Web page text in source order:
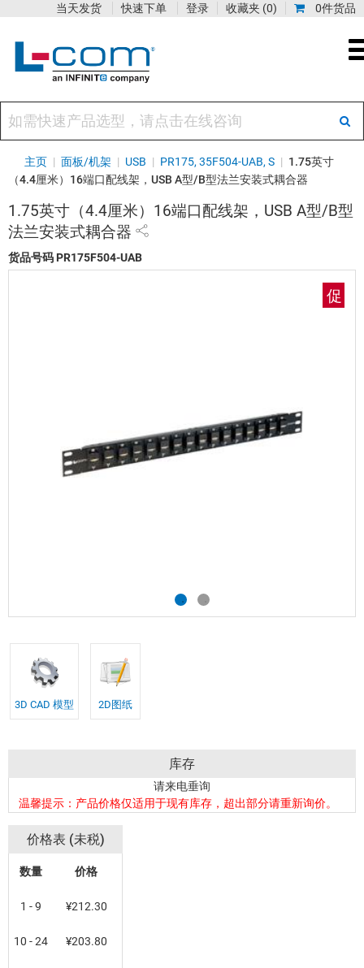
0件货品
收藏夹 (0)
当天发货 快速下单 登录
主页 | 面板/机架 | USB | PR175, 35F504-UAB, S | 1.75英寸
（4.4厘米）16端口配线架，USB A型/B型法兰安装式耦合器
1.75英寸（4.4厘米）16端口配线架，USB A型/B型
法兰安装式耦合器
货品号码 PR175F504-UAB
促
3D CAD 模型 2D图纸
库存
请来电垂询
温馨提示：产品价格仅适用于现有库存，超出部分请重新询价。
价格表 (未税)
数量 价格
1 - 9 ¥212.30
10 - 24 ¥203.80